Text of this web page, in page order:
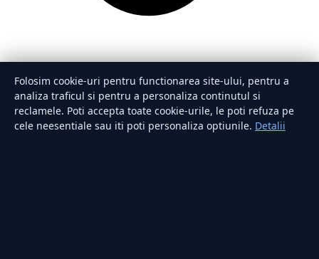
Folosim cookie-uri pentru functionarea site-ului, pentru a
analiza traficul si pentru a personaliza continutul si
reclamele. Poti accepta toate cookie-urile, le poti refuza pe
cele neesentiale sau iti poti personaliza optiunile. Detalii